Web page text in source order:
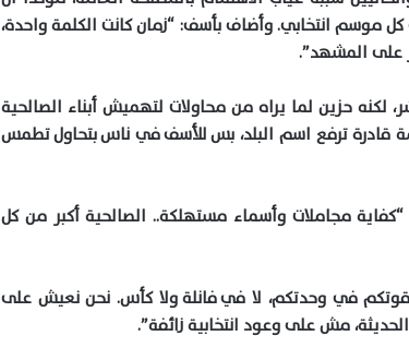
موسم انتخابي. وأضاف بأسف: “زمان كانت الكلمة واحدة،
على المشهد”.
حزين لما يراه من محاولات لتهميش أبناء الصالحية
قادرة ترفع اسم البلد، بس للأسف في ناس بتحاول تطمس
“كفاية مجاملات وأسماء مستهلكة.. الصالحية أكبر من كل
قوتكم في وحدتكم، لا في فانلة ولا كأس. نحن نعيش على
مش على وعود انتخابية زائفة”.